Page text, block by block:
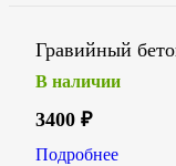
Гравийный
В наличии
3400 ₽
Подробнее